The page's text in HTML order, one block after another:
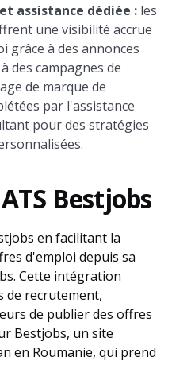
assistance dédiée :les
une visibilité accrue
grâce à des annonces
des campagnes de
de marque de
par l'assistance
pour des stratégies
Bestjobs
en facilitant la
d'emploi depuis sa
Cette intégration
de recrutement,
de publier des offres
Bestjobs, un site
en Roumanie, qui prend